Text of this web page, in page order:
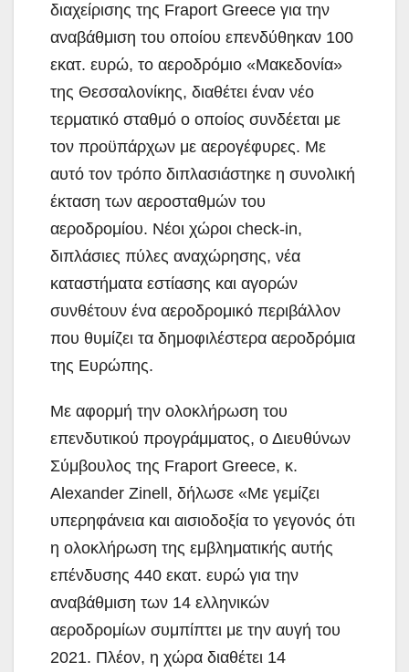
διαχείρισης της Fraport Greece για την
αναβάθμιση του οποίου επενδύθηκαν 100
εκατ. ευρώ, το αεροδρόμιο «Μακεδονία»
της Θεσσαλονίκης, διαθέτει έναν νέο
τερματικό σταθμό ο οποίος συνδέεται με
τον προϋπάρχων με αερογέφυρες. Με
αυτό τον τρόπο διπλασιάστηκε η συνολική
έκταση των αεροσταθμών του
αεροδρομίου. Νέοι χώροι check-in,
διπλάσιες πύλες αναχώρησης, νέα
καταστήματα εστίασης και αγορών
συνθέτουν ένα αεροδρομικό περιβάλλον
που θυμίζει τα δημοφιλέστερα αεροδρόμια
της Ευρώπης.
Με αφορμή την ολοκλήρωση του
επενδυτικού προγράμματος, ο Διευθύνων
Σύμβουλος της Fraport Greece, κ.
Alexander Zinell, δήλωσε «Με γεμίζει
υπερηφάνεια και αισιοδοξία το γεγονός ότι
η ολοκλήρωση της εμβληματικής αυτής
επένδυσης 440 εκατ. ευρώ για την
αναβάθμιση των 14 ελληνικών
αεροδρομίων συμπίπτει με την αυγή του
2021. Πλέον, η χώρα διαθέτει 14